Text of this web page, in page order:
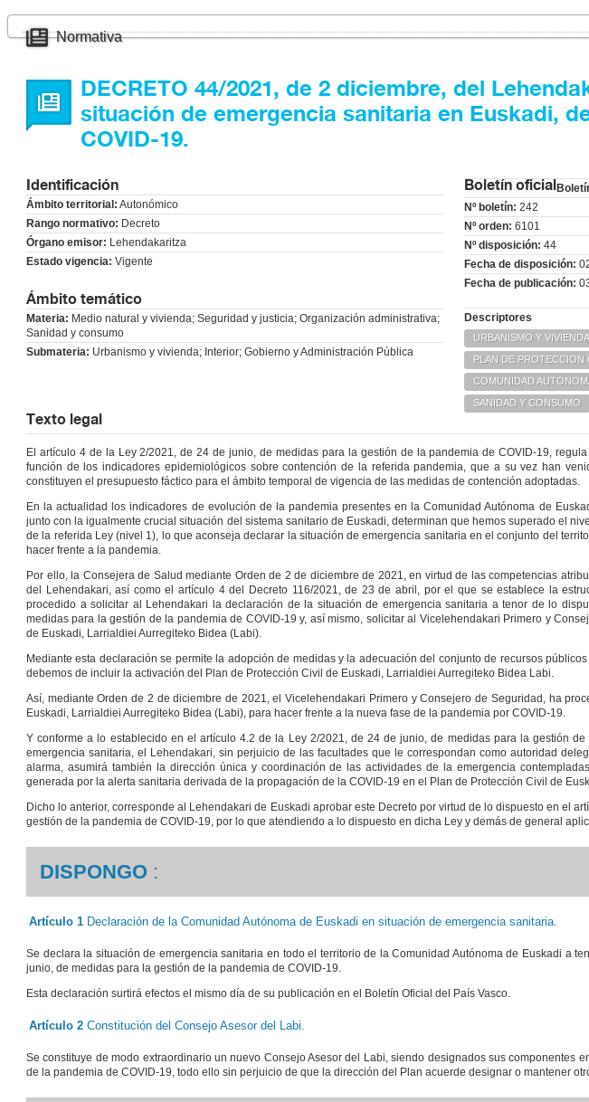
Normativa
DECRETO 44/2021, de 2 diciembre, del
situación de emergencia sanitaria en Euskadi,
COVID-19.
Identificación
Ámbito territorial: Autonómico
Rango normativo: Decreto
Órgano emisor: Lehendakaritza
Estado vigencia: Vigente
Boletín oficial
Nº boletín: 242
Nº orden: 6101
Nº disposición: 44
Fecha de disposición:
Fecha de publicación:
Ámbito temático
Materia: Medio natural y vivienda; Seguridad y justicia; Organización administrativa;
Sanidad y consumo
Submateria: Urbanismo y vivienda; Interior; Gobierno y Administración Pública
Descriptores
URBANISMO Y VIVIENDA
PLAN DE PROTECCION
COMUNIDAD
SANIDAD Y CONSUMO
Texto legal
El artículo 4 de la Ley 2/2021, de 24 de junio, de medidas para la gestión de la pandemia de COVID-19,
función de los indicadores epidemiológicos sobre contención de la referida pandemia, que a su vez han
constituyen el presupuesto fáctico para el ámbito temporal de vigencia de las medidas de contención adoptadas.
En la actualidad los indicadores de evolución de la pandemia presentes en la Comunidad Autónoma de
junto con la igualmente crucial situación del sistema sanitario de Euskadi, determinan que hemos superado el
de la referida Ley (nivel 1), lo que aconseja declarar la situación de emergencia sanitaria en el conjunto del
hacer frente a la pandemia.
Por ello, la Consejera de Salud mediante Orden de 2 de diciembre de 2021, en virtud de las competencias
del Lehendakari, así como el artículo 4 del Decreto 116/2021, de 23 de abril, por el que se establece la
procedido a solicitar al Lehendakari la declaración de la situación de emergencia sanitaria a tenor de lo
medidas para la gestión de la pandemia de COVID-19 y, así mismo, solicitar al Vicelehendakari Primero y
de Euskadi, Larrialdiei Aurregiteko Bidea (Labi).
Mediante esta declaración se permite la adopción de medidas y la adecuación del conjunto de recursos
debemos de incluir la activación del Plan de Protección Civil de Euskadi, Larrialdiei Aurregiteko Bidea Labi.
Así, mediante Orden de 2 de diciembre de 2021, el Vicelehendakari Primero y Consejero de Seguridad, ha
Euskadi, Larrialdiei Aurregiteko Bidea (Labi), para hacer frente a la nueva fase de la pandemia por COVID-19.
Y conforme a lo establecido en el artículo 4.2 de la Ley 2/2021, de 24 de junio, de medidas para la gestión
emergencia sanitaria, el Lehendakari, sin perjuicio de las facultades que le correspondan como autoridad
alarma, asumirá también la dirección única y coordinación de las actividades de la emergencia
generada por la alerta sanitaria derivada de la propagación de la COVID-19 en el Plan de Protección Civil de
Dicho lo anterior, corresponde al Lehendakari de Euskadi aprobar este Decreto por virtud de lo dispuesto en el
gestión de la pandemia de COVID-19, por lo que atendiendo a lo dispuesto en dicha Ley y demás de general
DISPONGO :
Artículo 1 Declaración de la Comunidad Autónoma de Euskadi en situación de emergencia sanitaria.
Se declara la situación de emergencia sanitaria en todo el territorio de la Comunidad Autónoma de Euskadi a
junio, de medidas para la gestión de la pandemia de COVID-19.
Esta declaración surtirá efectos el mismo día de su publicación en el Boletín Oficial del País Vasco.
Artículo 2 Constitución del Consejo Asesor del Labi.
Se constituye de modo extraordinario un nuevo Consejo Asesor del Labi, siendo designados sus componentes
de la pandemia de COVID-19, todo ello sin perjuicio de que la dirección del Plan acuerde designar o mantener